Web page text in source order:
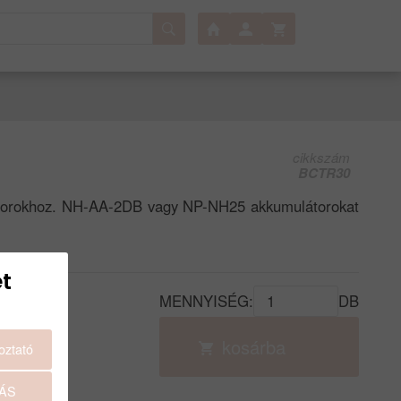
NH-AA-2DB vagy NP-NH25 akkumulátorokat
MENNYISÉG: DB